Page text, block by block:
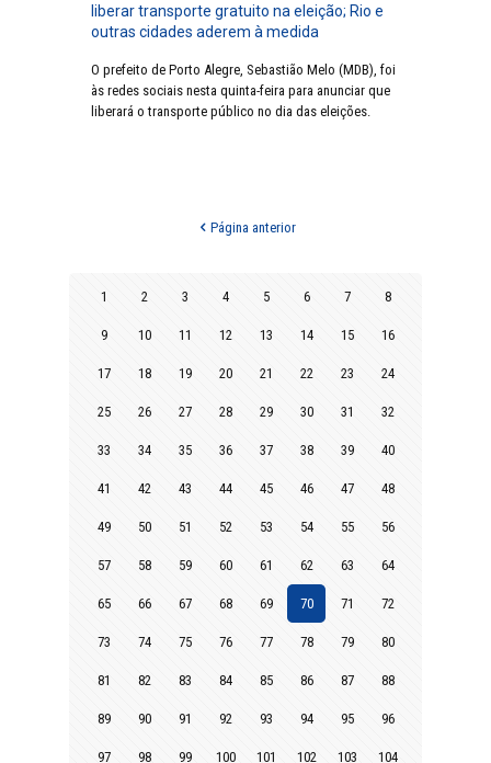
liberar transporte gratuito na eleição; Rio e
outras cidades aderem à medida
O prefeito de Porto Alegre, Sebastião Melo (MDB), foi
às redes sociais nesta quinta-feira para anunciar que
liberará o transporte público no dia das eleições.
Página anterior
1 2 3 4 5 6 7 8
9 10 11 12 13 14 15 16
17 18 19 20 21 22 23 24
25 26 27 28 29 30 31 32
33 34 35 36 37 38 39 40
41 42 43 44 45 46 47 48
49 50 51 52 53 54 55 56
57 58 59 60 61 62 63 64
65 66 67 68 69 70 71 72
73 74 75 76 77 78 79 80
81 82 83 84 85 86 87 88
89 90 91 92 93 94 95 96
97 98 99 100 101 102 103 104